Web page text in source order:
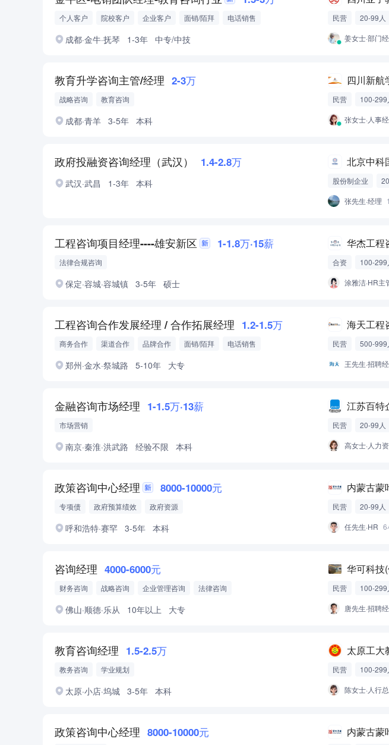
个人客户 院校客户 企业客户 面销/陌拜
电话销售
成都·金牛·抚琴 1-3年 中专/中技
民营 20-99人
姜女士·部门
教育升学咨询主管/经理 2-3万
战略咨询 教育咨询
成都·青羊 3-5年 本科
四川新航
民营 100-299
张女士·人事
政府投融资咨询经理（武汉） 1.4-2.8万
武汉·武昌 1-3年 本科
北京中科
股份制企业
张先生·经理
工程咨询项目经理----雄安新区 1-1.8万·15薪
法律合规咨询
保定·容城·容城镇 3-5年 硕士
华杰工程
合资 100-299
涂雅洁·HR主
工程咨询合作发展经理 / 合作拓展经理 1.2-1.5万
商务合作 渠道合作 品牌合作 面销/陌拜
电话销售
郑州·金水·祭城路 5-10年 大专
海天工程
民营 500-999
王先生·招聘
金融咨询市场经理 1-1.5万·13薪
市场营销
南京·秦淮·洪武路 经验不限 本科
江苏百特
民营 20-99人
政策咨询中心经理 8000-10000元
专项债 政府预算绩效 政府资源
呼和浩特·赛罕 3-5年 本科
内蒙古蒙
民营 20-99人
任先生·HR 6
咨询经理 4000-6000元
财务咨询 战略咨询 企业管理咨询 法律咨询
佛山·顺德·乐从 10年以上 大专
华可科技
民营 100-299
唐先生·招聘
教育咨询经理 1.5-2.5万
教务咨询 学业规划
太原·小店·坞城 3-5年 本科
太原工大
民营 100-299
陈女士·人行
政策咨询中心经理 8000-10000元 内蒙古蒙